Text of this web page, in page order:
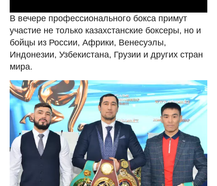
В вечере профессионального бокса примут
участие не только казахстанские боксеры, но и
бойцы из России, Африки, Венесуэлы,
Индонезии, Узбекистана, Грузии и других стран
мира.